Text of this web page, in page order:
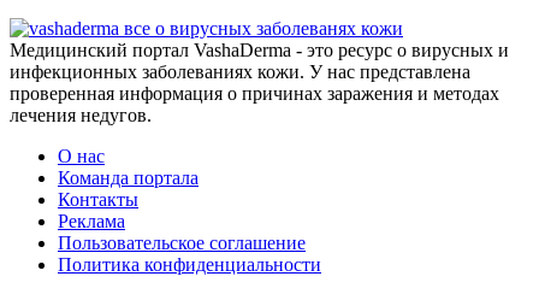
все о вирусных заболеванях кожи
Медицинский портал VashaDerma - это ресурс о вирусных и
инфекционных заболеваниях кожи. У нас представлена
проверенная информация о причинах заражения и методах
лечения недугов.
О нас
Команда портала
Контакты
Реклама
Пользовательское соглашение
Политика конфиденциальности